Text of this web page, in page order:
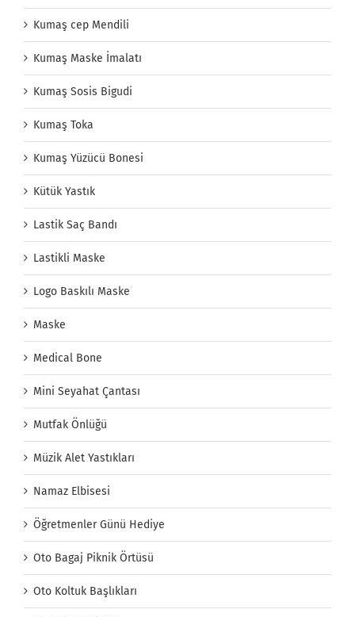
Kumaş cep Mendili
Kumaş Maske İmalatı
Kumaş Sosis Bigudi
Kumaş Toka
Kumaş Yüzücü Bonesi
Kütük Yastık
Lastik Saç Bandı
Lastikli Maske
Logo Baskılı Maske
Maske
Medical Bone
Mini Seyahat Çantası
Mutfak Önlüğü
Müzik Alet Yastıkları
Namaz Elbisesi
Öğretmenler Günü Hediye
Oto Bagaj Piknik Örtüsü
Oto Koltuk Başlıkları